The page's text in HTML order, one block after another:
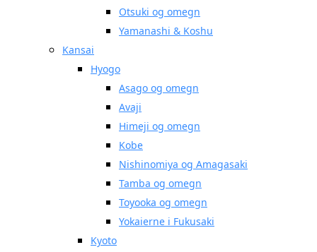
Otsuki og omegn
Yamanashi & Koshu
Kansai
Hyogo
Asago og omegn
Avaji
Himeji og omegn
Kobe
Nishinomiya og Amagasaki
Tamba og omegn
Toyooka og omegn
Yokaierne i Fukusaki
Kyoto